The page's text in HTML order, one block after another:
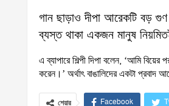
গান ছাড়াও দীপা আরেকটি বড়
ব্যস্ত থাকা একজন মানুষ
এ ব্যাপারে শিল্পী দিপা বলেন, ‘আমি
করেন।’ অর্থাৎ বাঙালিদের একটা প্রবাদ
শেয়ার Facebook